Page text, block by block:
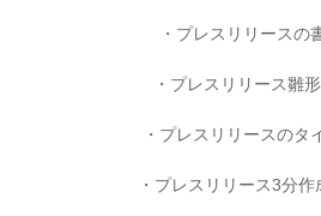
プレスリリースの
プレスリリース雛
プレスリリースのタ
プレスリリース3分作